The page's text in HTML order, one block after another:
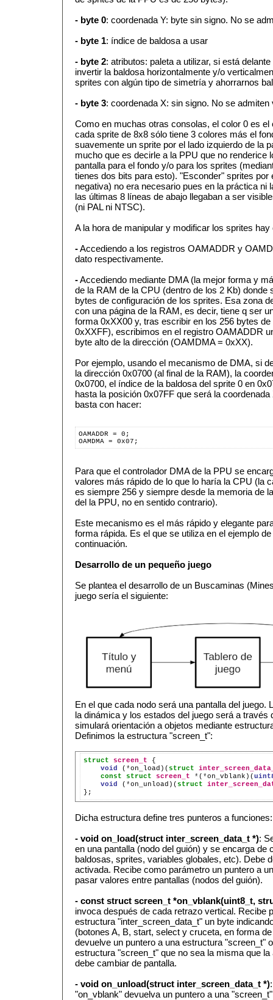
- byte 0: coordenada Y: byte sin signo. No se
- byte 1: índice de baldosa a usar
- byte 2: atributos: paleta a utilizar, si está
invertir la baldosa horizontalmente y/o
sprites con algún tipo de simetría y ahorrarnos
- byte 3: coordenada X: sin signo. No se
Como en muchas otras consolas, el color 0 es el
cada sprite de 8x8 sólo tiene 3 colores más el
suavemente un sprite por el lado izquierdo de la
mucho que es decirle a la PPU que no renderice
pantalla para el fondo y/o para los sprites
tienes dos bits para esto). "Esconder" sprites por
negativa) no era necesario pues en la práctica ni
las últimas 8 líneas de abajo llegaban a ser
(ni PAL ni NTSC).
A la hora de manipular y modificar los sprites
-Accediendo a los registros OAMADDR y
dato respectivamente.
-Accediendo mediante DMA (la mejor forma y
de la RAM de la CPU (dentro de los 2 Kb) donde
bytes de configuración de los sprites. Esa zona
con una página de la RAM, es decir, tiene q ser
forma 0xXX00 y, tras escribir en los 256 bytes
0xXXFF), escribimos en el registro OAMADDR
byte alto de la dirección (OAMDMA = 0xXX).
Por ejemplo, usando el mecanismo de DMA, si
la dirección 0x0700 (al final de la RAM), la
0x0700, el índice de la baldosa del sprite 0 en
hasta la posición 0x07FF que será la
basta con hacer:
OAMADDR = 0;
OAMDMA = 0x07;
Para que el controlador DMA de la PPU se
valores más rápido de lo que lo haría la CPU (la
es siempre 256 y siempre desde la memoria de
del la PPU, no en sentido contrario).
Este mecanismo es el más rápido y elegante
forma rápida. Es el que se utiliza en el ejemplo
continuación.
Desarrollo de un pequeño juego
Se plantea el desarrollo de un Buscaminas
juego sería el siguiente:
En el que cada nodo será una pantalla del juego.
la dinámica y los estados del juego será a través
simulará orientación a objetos mediante
Definimos la estructura "screen_t":
struct screen_t
void
( *on_load)( struct
const
struct screen_t *( *on_vblank)(
void
( *on_unload)( struct
Dicha estructura define tres punteros a funciones:
- void on_load(struct inter_screen_data_t *):
en una pantalla (nodo del guión) y se encarga de
baldosas, sprites, variables globales, etc). Debe
activada. Recibe como parámetro un puntero a
pasar valores entre pantallas (nodos del guión).
- const struct screen_t *on_vblank(uint8_t,
invoca después de cada retrazo vertical. Recibe
estructura "inter_screen_data_t" un byte
(botones A, B, start, select y cruceta, en forma
devuelve un puntero a una estructura "screen_t"
estructura "screen_t" que no sea la misma que
debe cambiar de pantalla.
- void on_unload(struct inter_screen_data_t *)
"on_vblank" devuelva un puntero a una